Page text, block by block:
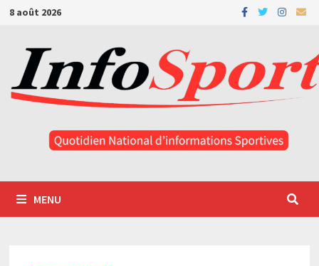
Passer
contenu
8 août 2026
MENU